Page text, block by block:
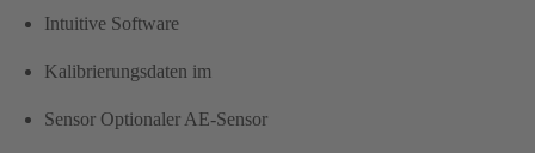
Intuitive Software
Kalibrierungsdaten im
Sensor Optionaler AE-Sensor